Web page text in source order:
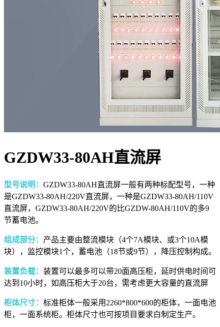
GZDW33-80AH直流屏
型号说明： GZDW33-80AH直流屏一般有两种标配型号，一种
是GZDW33-80AH/220V直流屏，一种是GZDW33-80AH/110V
直流屏，GZDW33-80AH/220V的比GZDW-80AH/110V的多9
节蓄电池。
组成部分： 产品主要由整流模块（4个7A模块、或3个10A模
块），监控模块1个，蓄电池（18节或9节），降压控制构成。
装置负载： 装置可以最多可以带20面高压柜，延时供电时间可
达到10小时，如高压柜大于20台，需考虑更大容量的直流屏
柜体尺寸： 标准柜体一般采用2260*800*600的柜体，一面电池
柜，一面系统柜。柜体尺寸也可按项目要求白制定生产。